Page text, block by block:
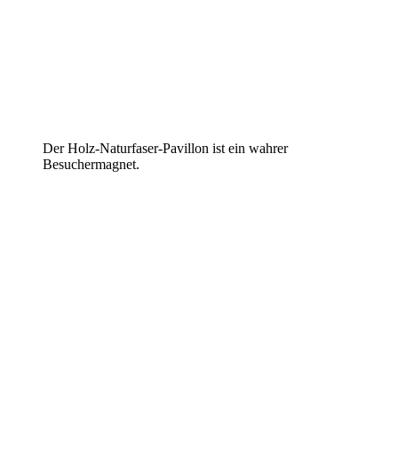
Der Holz-Naturfaser-Pavillon ist ein wahrer
Besuchermagnet.